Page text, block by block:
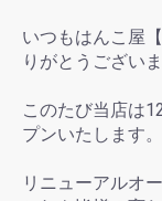
いつもはんこ屋
りがとうございま
このたび当店は
プンいたします。
リニューアルオ